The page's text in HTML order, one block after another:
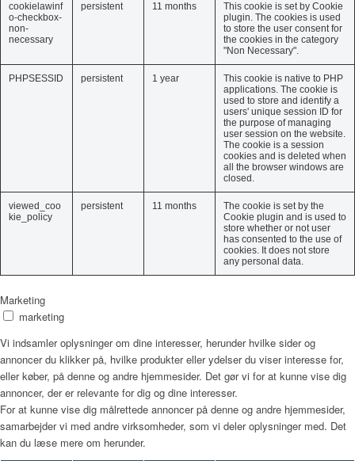
cookielawinf
o-checkbox-
non-
necessary
persistent 11 months
This cookie is set by Cookie
plugin. The cookies is used
to store the user consent for
the cookies in the category
"Non Necessary".
PHPSESSID persistent 1 year
This cookie is native to PHP
applications. The cookie is
used to store and identify a
users' unique session ID for
the purpose of managing
user session on the website.
The cookie is a session
cookies and is deleted when
all the browser windows are
closed.
viewed_coo
kie_policy
persistent 11 months
The cookie is set by the
Cookie plugin and is used to
store whether or not user
has consented to the use of
cookies. It does not store
any personal data.
Marketing
marketing
Vi indsamler oplysninger om dine interesser, herunder hvilke sider og
annoncer du klikker på, hvilke produkter eller ydelser du viser interesse for,
eller køber, på denne og andre hjemmesider. Det gør vi for at kunne vise dig
annoncer, der er relevante for dig og dine interesser.
For at kunne vise dig målrettede annoncer på denne og andre hjemmesider,
samarbejder vi med andre virksomheder, som vi deler oplysninger med. Det
kan du læse mere om herunder.